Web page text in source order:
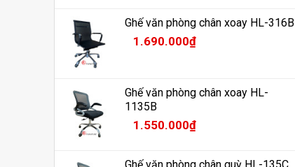
Ghế văn phòng chân xoay HL-316B
1.690.000₫
Ghế văn phòng chân xoay HL-
1135B
1.550.000₫